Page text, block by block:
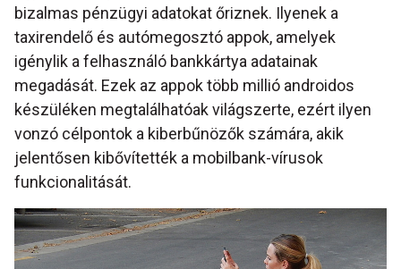
bizalmas pénzügyi adatokat őriznek. Ilyenek a
taxirendelő és autómegosztó appok, amelyek
igénylik a felhasználó bankkártya adatainak
megadását. Ezek az appok több millió androidos
készüléken megtalálhatóak világszerte, ezért ilyen
vonzó célpontok a kiberbűnözők számára, akik
jelentősen kibővítették a mobilbank-vírusok
funkcionalitását.